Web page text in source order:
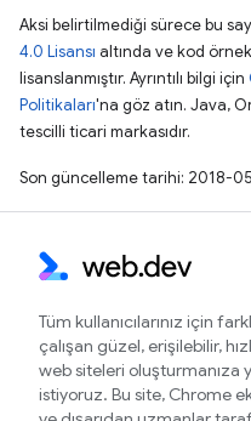
Aksi belirtilmediği sürece bu
4.0 Lisansı altında ve kod
lisanslanmıştır. Ayrıntılı bilgi için
Politikaları'na göz atın. Java,
tescilli ticari markasıdır.
Son güncelleme tarihi: 2018-
Tüm kullanıcılarınız için
çalışan güzel, erişilebilir,
web siteleri oluşturmanıza
istiyoruz. Bu site, Chrome